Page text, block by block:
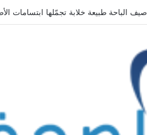
أمطار وبرد تضرب جنوب المملكة